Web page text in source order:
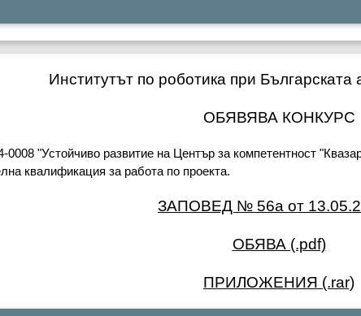
Институтът по роботика при Българската
ОБЯВЯВА КОНКУРС
0008 "Устойчиво развитие на Център за компетентност
квалификация за работа по проекта.
ЗАПОВЕД № 56а от
ОБЯВА (.pdf)
ПРИЛОЖЕНИЯ (.rar)